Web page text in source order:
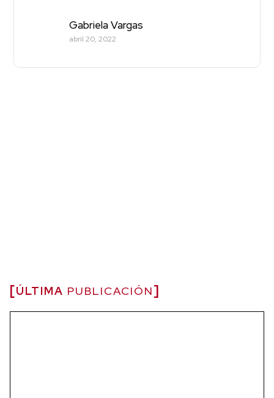
Gabriela Vargas
abril 20, 2022
ÚLTIMA PUBLICACIÓN